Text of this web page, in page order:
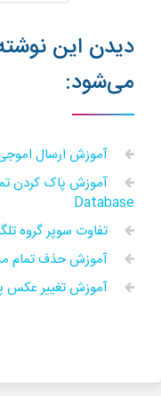
دیدن این
می‌شود:
آموزش ارسال اموجی
Database
تفاوت سوپر گروه
آموزش حذف تمام
آموزش تغییر عکس